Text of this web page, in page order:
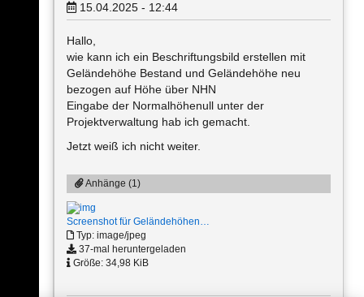
15.04.2025 - 12:44
Hallo,
wie kann ich ein Beschriftungsbild erstellen mit
Geländehöhe Bestand und Geländehöhe neu
bezogen auf Höhe über NHN
Eingabe der Normalhöhenull unter der
Projektverwaltung hab ich gemacht.
Jetzt weiß ich nicht weiter.
Anhänge (1)
Screenshot für Geländehöhen…
Typ: image/jpeg
37-mal heruntergeladen
Größe: 34,98 KiB